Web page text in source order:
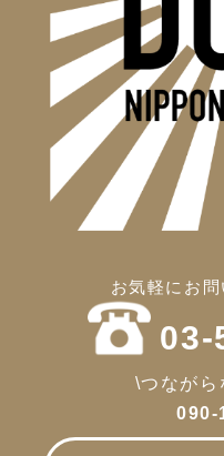
お気軽にお問
03-
\つながら
090-